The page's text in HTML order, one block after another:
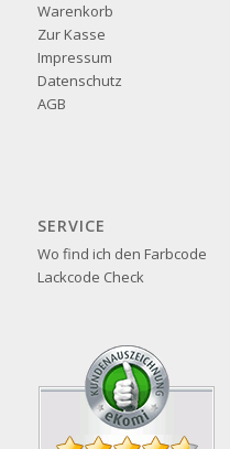
Warenkorb
Zur Kasse
Impressum
Datenschutz
AGB
SERVICE
Wo find ich den Farbcode
Lackcode Check